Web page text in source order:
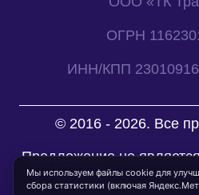
Мы используем файлы cookie для
сбора статистики (включая
ОГРН
ИНН/КПП
© 2016 - 2026. Все
Предложение не